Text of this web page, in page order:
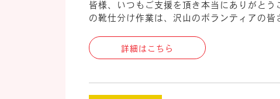
皆様、いつもご支援を頂き本当にありがと
の靴仕分け作業は、沢山のボランティアの
詳細はこちら